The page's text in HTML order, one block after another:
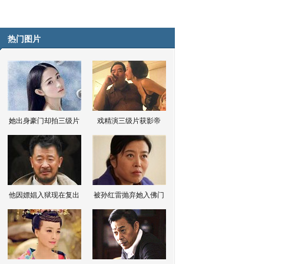
热门图片
她出身豪门却拍三级片 戏精演三级片获影帝
他因嫖娼入狱现在复出 被孙红雷抛弃她入佛门